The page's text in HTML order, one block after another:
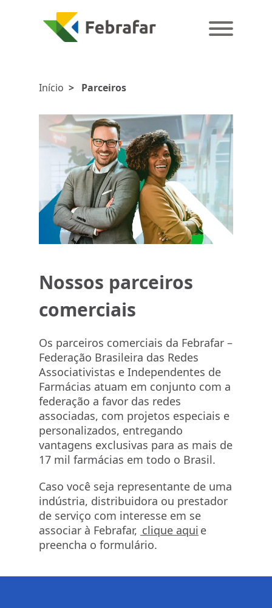
Início > Parceiros
Nossos parceiros
comerciais
Os parceiros comerciais da Febrafar –
Federação Brasileira das Redes
Associativistas e Independentes de
Farmácias atuam em conjunto com a
federação a favor das redes
associadas, com projetos especiais e
personalizados, entregando
vantagens exclusivas para as mais de
17 mil farmácias em todo o Brasil.
Caso você seja representante de uma
indústria, distribuidora ou prestador
de serviço com interesse em se
associar à Febrafar, clique aqui e
preencha o formulário.